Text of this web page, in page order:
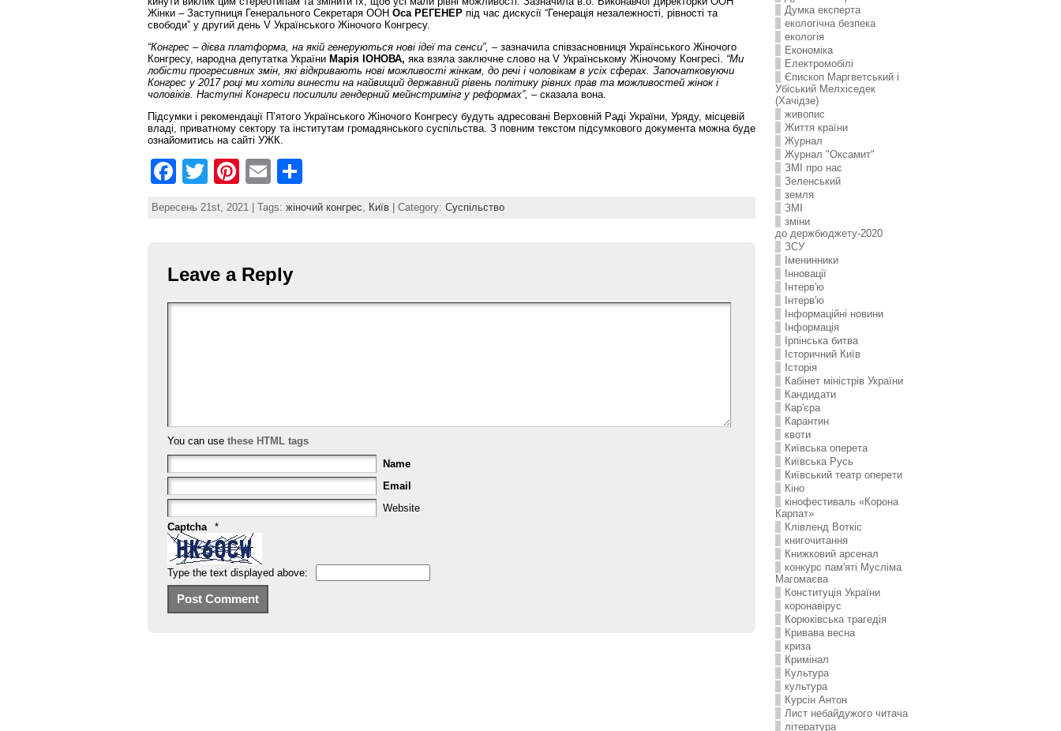
Жінки – Заступниця Генерального Секретаря ООН Оса РЕГЕНЕР під час дискусії “Генерація незалежності, рівності та
свободи” у другий день V Українського Жіночого Конгресу.
“Конгрес – дієва платформа, на якій генеруються нові ідеї та сенси”, – зазначила співзасновниця Українського Жіночого
Конгресу, народна депутатка України Марія ІОНОВА, яка взяла заключне слово на V Українському Жіночому Конгресі.
“Ми
лобісти прогресивних змін, які відкривають нові можливості жінкам, до речі і чоловікам в усіх сферах. Започатковуючи
Конгрес у 2017 році ми хотіли винести на найвищий державний рівень політику рівних прав та можливостей жінок і
чоловіків. Наступні Конгреси посилили гендерний мейнстримінг у реформах”, –сказала вона.
Підсумки і рекомендації П’ятого Українського Жіночого Конгресу будуть адресовані Верховній Раді України, Уряду, місцевій
владі, приватному сектору та інститутам громадянського суспільства. З повним текстом підсумкового документа можна буде
ознайомитись на сайті УЖК.
F
b
o
T
w
itt
Pi
nt
er
st
E
ai
Вересень 21st, 2021 | Tags: жіночий конгрес Київ | Category: Суспільство
Leave a Reply
You can use these HTML tags
Name
Email
Website
Captcha
*
Type the text displayed above:
Думка експерта
екологічна безпека
екологія
Економіка
Електромобілі
Єпископ Маргветський і
Убіський Мелхіседек
(Хачідзе)
живопис
Життя країни
Журнал
Журнал "Оксамит"
ЗMI про нас
Зеленський
земля
ЗМІ
зміни
до держбюджету-2020
ЗСУ
Іменинники
Інновації
Інтерв'ю
Інтерв'ю
Інформаційні новини
Інформація
Ірпінська битва
Історичний Київ
Історія
Кабінет міністрів України
Кандидати
Кар'єра
Карантин
квоти
Київська оперета
Київська Русь
Київський театр оперети
Кіно
кінофестиваль «Корона
Карпат»
Клівленд Воткіс
книгочитання
Книжковий арсенал
конкурс пам'яті Мусліма
Магомаєва
Конституція України
коронавірус
Корюківська трагедія
Кривава весна
криза
Кримінал
Культура
культура
Курсін Антон
Лист небайдужого читача
література